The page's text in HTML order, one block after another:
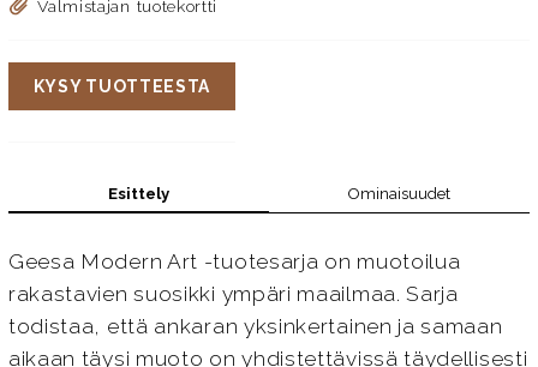
Valmistajan tuotekortti
KYSY TUOTTEESTA
Esittely Ominaisuudet
Geesa Modern Art -tuotesarja on muotoilua
rakastavien suosikki ympäri maailmaa. Sarja
todistaa, että ankaran yksinkertainen ja samaan
aikaan täysi muoto on yhdistettävissä täydellisesti